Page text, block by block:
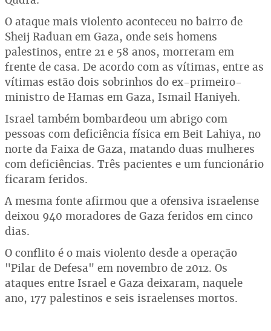
O ataque mais violento aconteceu no bairro de
Sheij Raduan em Gaza, onde seis homens
palestinos, entre 21 e 58 anos, morreram em
frente de casa. De acordo com as vítimas, entre as
vítimas estão dois sobrinhos do ex-primeiro-
ministro de Hamas em Gaza, Ismail Haniyeh.
Israel também bombardeou um abrigo com
pessoas com deficiência física em Beit Lahiya, no
norte da Faixa de Gaza, matando duas mulheres
com deficiências. Três pacientes e um funcionário
ficaram feridos.
A mesma fonte afirmou que a ofensiva israelense
deixou 940 moradores de Gaza feridos em cinco
dias.
O conflito é o mais violento desde a operação
"Pilar de Defesa" em novembro de 2012. Os
ataques entre Israel e Gaza deixaram, naquele
ano, 177 palestinos e seis israelenses mortos.